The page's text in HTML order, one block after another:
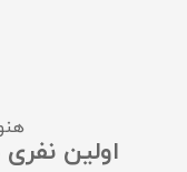
اولین